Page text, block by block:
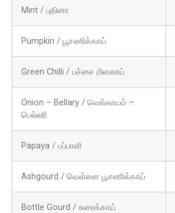
Mint / புதினா
Pumpkin / பூசணிக்காய்
Green Chilli / பச்சை மிளகாய்
Onion – Bellary / வெங்காயம் –
பெல்லரி
Papaya / பப்பாளி
Ashgourd / வெள்ளை பூசணிக்காய்
Bottle Gourd / சுரைக்காய்